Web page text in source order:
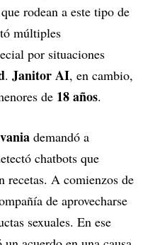
rodean a este tipo de
múltiples
por situaciones
. Janitor AI, en cambio,
de 18 años.
demandó a
chatbots que
recetas. A comienzos de
de aprovecharse
sexuales. En ese